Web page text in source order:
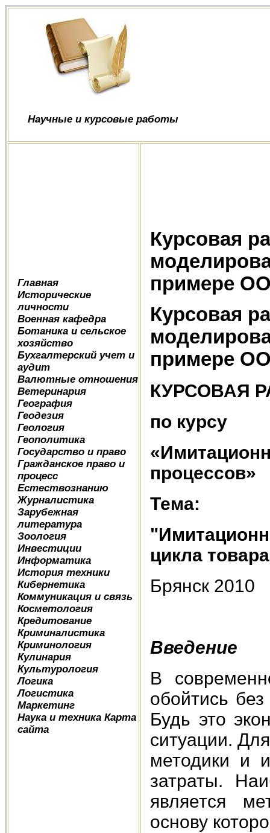
Научные и курсовые работы
Главная
Исторические
личности
Военная кафедра
Ботаника и сельское
хозяйство
Бухгалтерский учет и
аудит
Валютные отношения
Ветеринария
География
Геодезия
Геология
Геополитика
Государство и право
Гражданское право и
процесс
Естествознанию
Журналистика
Зарубежная
литература
Зоология
Инвестиции
Информатика
История техники
Кибернетика
Коммуникация и связь
Косметология
Кредитование
Криминалистика
Криминология
Кулинария
Культурология
Логика
Логистика
Маркетинг
Наука и техника Карта
сайта
Курсовая
примере
Курсовая
примере
КУРСОВАЯ
по курсу
процессов»
Тема:
цикла
Брянск 2010
Введение
В
обойтись
Будь это
ситуации.
методики и
затраты.
является
основу